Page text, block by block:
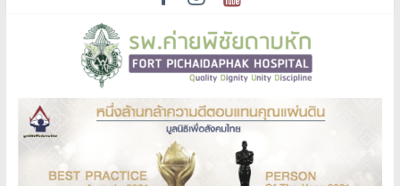
เผยแพร่ร่างประกาศและร่างเอกสารจัดซื้อจัดจ้าง จ้างเหมาบริการฟอก
เลือดด้วยเครื่องไตเทียมฯ ด้วยวิธีประกวดราคาอิเล็กทรอนิกส์ เพื่อรับฟัง
ประกาศเผยแพร่แผนการจัดซื้อจัดจ้าง ประจำปีงบประมาณ พ.ศ. 2570
ประกาศผู้ชนะการเสนอราคา ประกวดราคาซื้อเครื่องนวดหัวใจแบบ
อัตโนมัติ (Automated Chest Compression)
ประกาศประกวดราคาซื้อเครื่องนวดหัวใจแบบอัตโนมัติ (Automated
Chest Compression)